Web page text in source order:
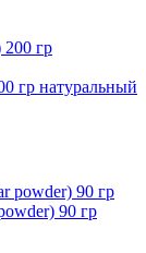
гр натуральный
90 гр